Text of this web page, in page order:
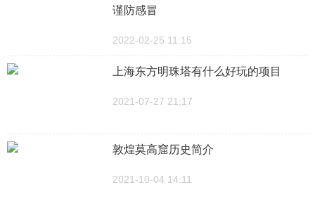
谨防感冒
2022-02-25 11:15
上海东方明珠塔有什么好玩的项目
2021-07-27 21:17
敦煌莫高窟历史简介
2021-10-04 14:11